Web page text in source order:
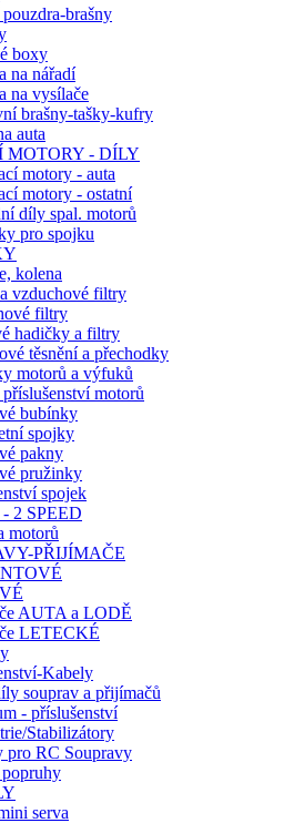
brašny
boxy
na nářadí
na vysílače
brašny-tašky-kufry
auta
MOTORY - DÍLY
motory - auta
motory - ostatní
díly spal. motorů
pro spojku
kolena
vzduchové filtry
filtry
hadičky a filtry
těsnění a přechodky
motorů a výfuků
motorů
bubínky
spojky
pakny
pružinky
spojek
2 SPEED
motorů
PŘIJÍMAČE
AUTA a LODĚ
LETECKÉ
Kabely
souprav a přijímačů
- příslušenství
Stabilizátory
pro RC Soupravy
serva